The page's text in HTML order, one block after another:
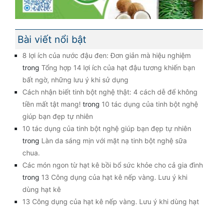
Bài viết nổi bật
8 lợi ích của nước đậu đen: Đơn giản mà hiệu nghiệm
trong Tổng hợp 14 lợi ích của hạt đậu tương khiến bạn
bất ngờ, những lưu ý khi sử dụng
Cách nhận biết tinh bột nghệ thật: 4 cách dễ để không
tiền mất tật mang! trong 10 tác dụng của tinh bột nghệ
giúp bạn đẹp tự nhiên
10 tác dụng của tinh bột nghệ giúp bạn đẹp tự nhiên
trong Làn da sáng mịn với mặt nạ tinh bột nghệ sữa
chua.
Các món ngon từ hạt kê bồi bổ sức khỏe cho cả gia đình
trong 13 Công dụng của hạt kê nếp vàng. Lưu ý khi
dùng hạt kê
13 Công dụng của hạt kê nếp vàng. Lưu ý khi dùng hạt